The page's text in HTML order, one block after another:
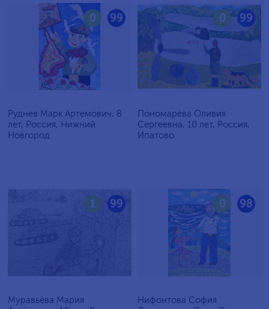
99
0
Руднев Марк Артемович, 8
лет, Россия, Нижний
Новгород
99
0
Пономарёва Оливия
Сергеевна, 10 лет, Россия,
Ипатово
99
1
Муравьёва Мария
98
0
Нифонтова София